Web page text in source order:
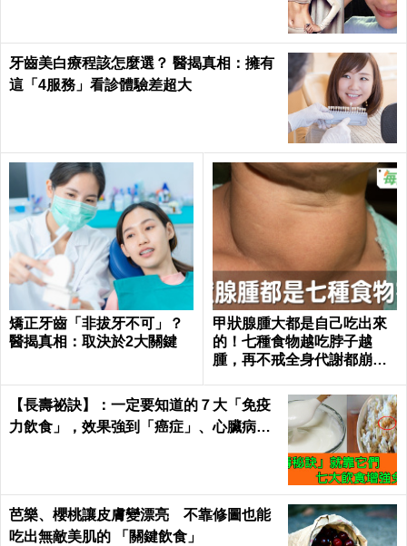
牙齒美白療程該怎麼選？ 醫揭真相：擁有
這「4服務」看診體驗差超大
矯正牙齒「非拔牙不可」？
醫揭真相：取決於2大關鍵
甲狀腺腫大都是自己吃出來
的！七種食物越吃脖子越
腫，再不戒全身代謝都崩潰
【長壽祕訣】：一定要知道的７大「免疫
力飲食」，效果強到「癌症」、心臟病、
芭樂、櫻桃讓皮膚變漂亮 不靠修圖也能
吃出無敵美肌的 「關鍵飲食」